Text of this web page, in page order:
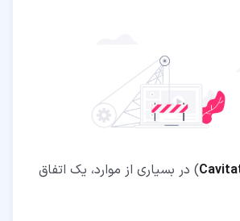
) در بسیاری از موارد، یک اتفاق